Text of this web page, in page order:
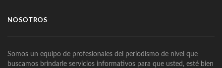
NOSOTROS
Somos un equipo de profesionales del periodismo de nivel que
buscamos brindarle servicios informativos para que usted, esté bien